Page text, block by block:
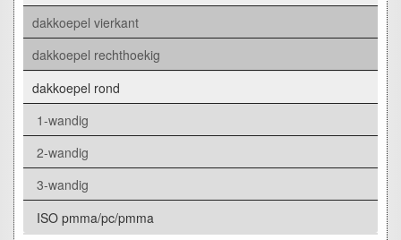
dakkoepel vierkant
dakkoepel rechthoekig
dakkoepel rond
1-wandig
2-wandig
3-wandig
ISO pmma/pc/pmma